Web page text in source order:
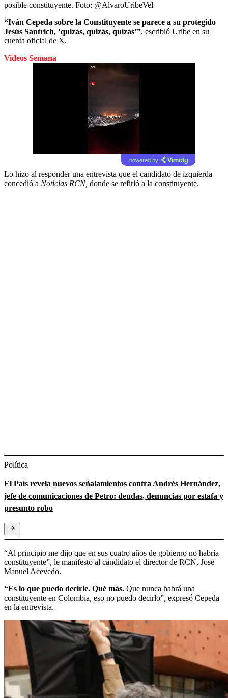
posible constituyente. Foto: @AlvaroUribeVel
“Iván Cepeda sobre la Constituyente se parece a su protegido
Jesús Santrich, ‘quizás, quizás, quizás’”, escribió Uribe en su
cuenta oficial de X.
Videos Semana
powered by
Lo hizo al responder una entrevista que el candidato de izquierda
concedió a Noticias RCN, donde se refirió a la constituyente.
Política
El País revela nuevos señalamientos contra Andrés Hernández,
jefe de comunicaciones de Petro: deudas, denuncias por estafa y
presunto robo
“Al principio me dijo que en sus cuatro años de gobierno no habría
constituyente”, le manifestó al candidato el director de RCN, José
Manuel Acevedo.
“Es lo que puedo decirle. Qué más. Que nunca habrá una
constituyente en Colombia, eso no puedo decirlo”, expresó Cepeda
en la entrevista.